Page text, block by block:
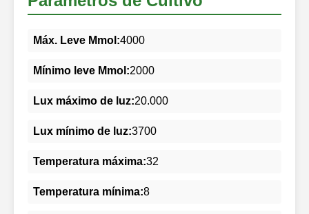
Máx. Leve Mmol:4000
Mínimo leve Mmol:2000
Lux máximo de luz:20.000
Lux mínimo de luz:3700
Temperatura máxima:32
Temperatura mínima:8